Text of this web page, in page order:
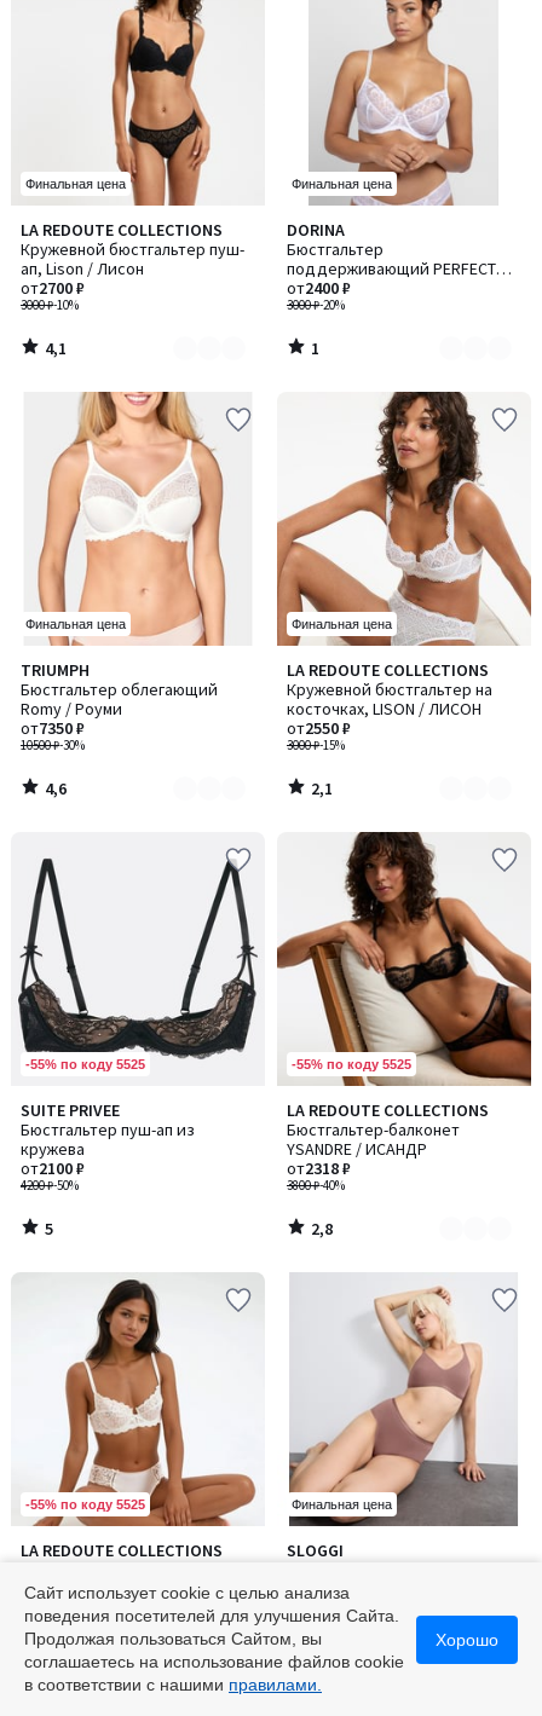
Финальная цена
LA REDOUTE COLLECTIONS
Кружевной бюстгальтер пуш-
ап, Lison / Лисон
3000 ₽-10%
от2700 ₽
4,1
/ 5
Количество
цветов:
3
4,1
/
Финальная цена
DORINA
Бюстгальтер
поддерживающий PERFECT
LACE / ПЕРФЕКТ ЛЭЙС
3000 ₽-20%
от2400 ₽
1
/
5
Количество
цветов:
2
1
/
Финальная цена
TRIUMPH
Бюстгальтер облегающий
Romy / Роуми
10500 ₽-30%
от7350 ₽
4,6
/ 5
Количество
цветов:
2
4,6
/
Финальная цена
LA REDOUTE COLLECTIONS
Кружевной бюстгальтер на
косточках, LISON / ЛИСОН
3000 ₽-15%
от2550 ₽
2,1
/ 5
Количество
цветов:
3
2,1
/
-55% по коду 5525
SUITE PRIVEE
Бюстгальтер пуш-ап из
кружева
4200 ₽-50%
от2100 ₽
5
/
5
5
/
-55% по коду 5525
LA REDOUTE COLLECTIONS
Бюстгальтер-балконет
YSANDRE / ИСАНДР
3800 ₽-40%
от2318 ₽
2,8
/ 5
Количество
цветов:
3
2,8
/
-55% по коду 5525
LA REDOUTE COLLECTIONS
чашкой, GIROFLE / ДЖИРОФЛ
3900 ₽-40%
от2340 ₽
3,7
Количество
3
3,7
5
Финальная цена
SLOGGI
Daily Cotton / Гоу Дейли
Коттон
3600 ₽-20%
2880 ₽
4,9
Количество
2
4,9
5
Сайт использует cookie с целью анализа
поведения посетителей для улучшения Сайта.
Продолжая пользоваться Сайтом, вы
соглашаетесь на использование файлов cookie
в соответствии с нашими правилами.
Хорошо